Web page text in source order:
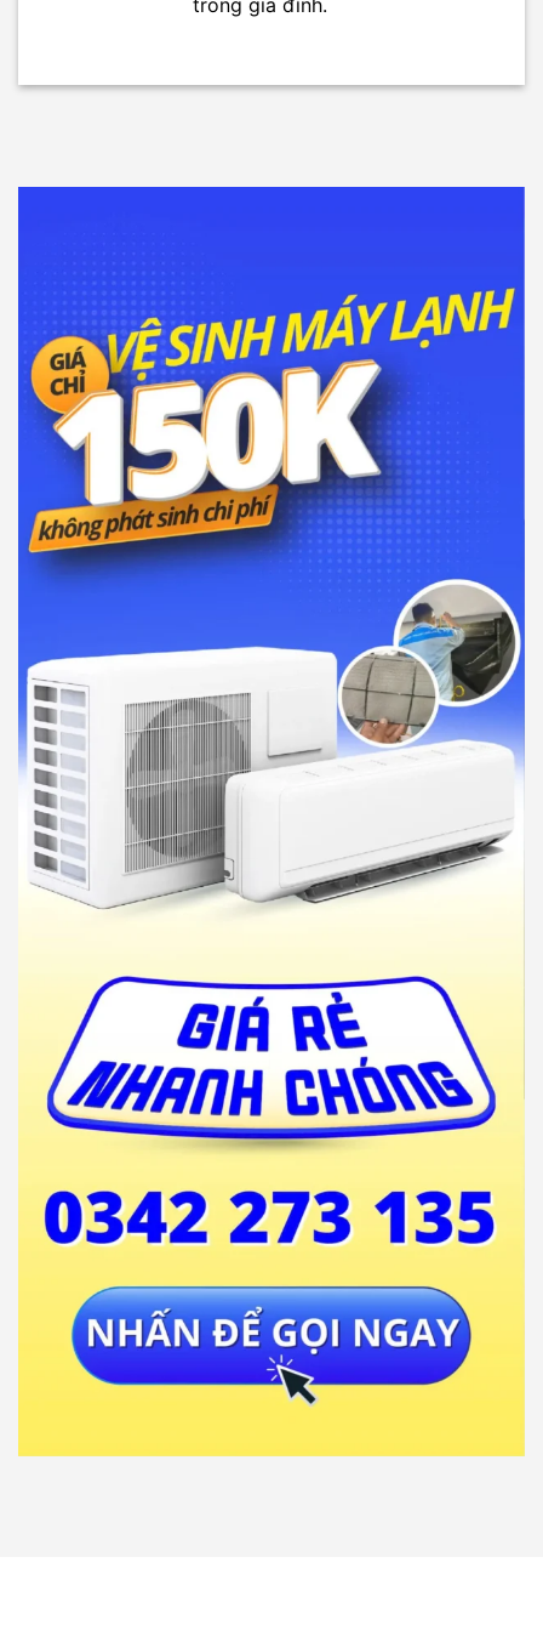
trong gia đình.